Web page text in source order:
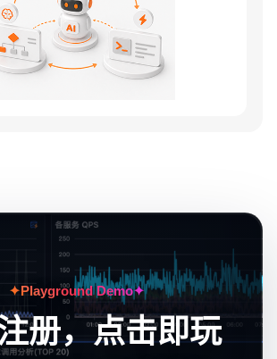
✦Playground Demo✦
册，点击即玩